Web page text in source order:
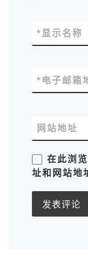
显示名称
*
电子邮箱
*
网站地址
在此浏
址和网站地